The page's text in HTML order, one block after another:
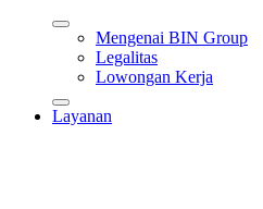
Mengenai BIN Group
Legalitas
Lowongan Kerja
Layanan